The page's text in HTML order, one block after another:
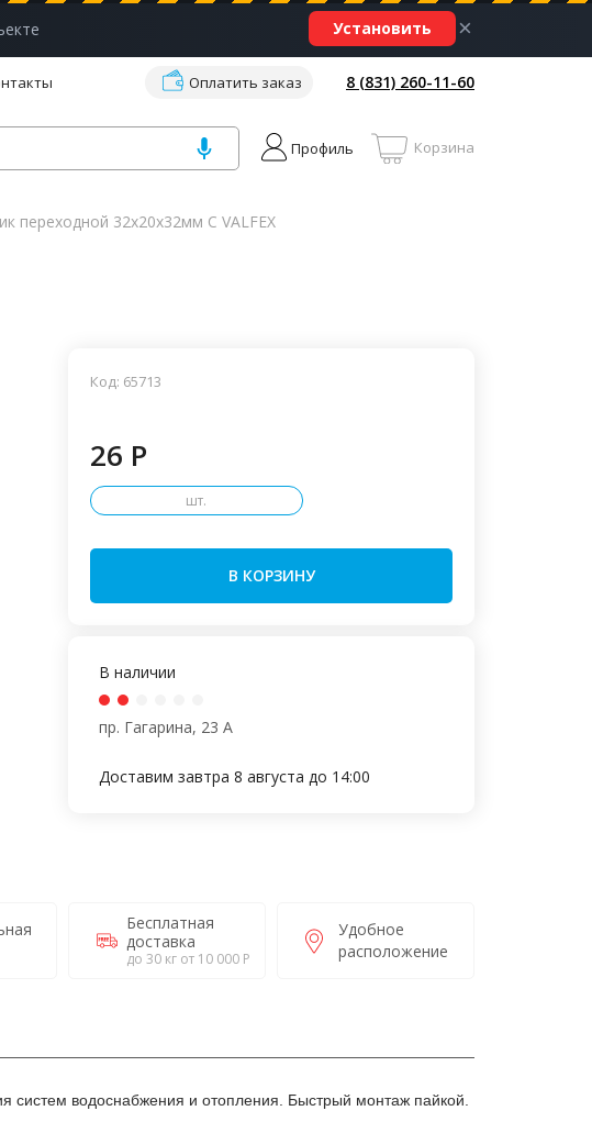
Установить ×
Оплатить заказ 8 (831) 260-11-60
Профиль Корзина
переходной 32х20х32мм С VALFEX
Код: 65713
26 P
шт.
В КОРЗИНУ
В наличии
пр. Гагарина, 23 А
Доставим завтра 8 августа до 14:00
Бесплатная
доставка
до 30 кг от 10 000 Р
Удобное
расположение
водоснабжения и отопления. Быстрый монтаж пайкой.